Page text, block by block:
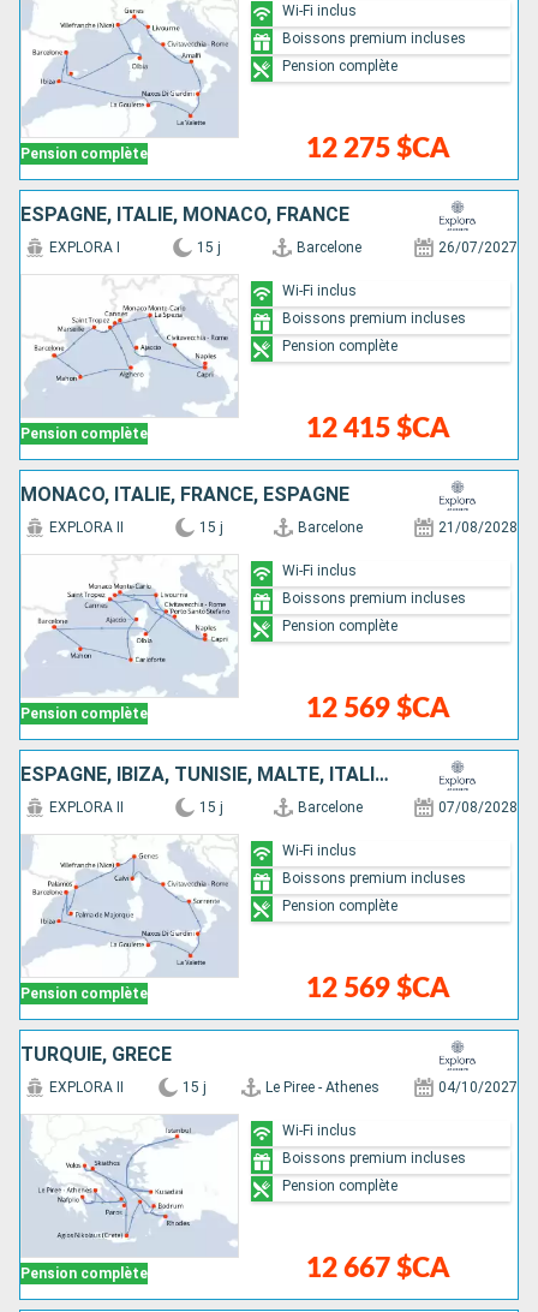
Pension complète 12 275 $CA
Wi-Fi inclus
Boissons premium incluses
Pension complète
ESPAGNE, ITALIE, MONACO, FRANCE
Pension complète
EXPLORA I 15 j Barcelone 26/07/2027
12 415 $CA
Wi-Fi inclus
Boissons premium incluses
Pension complète
MONACO, ITALIE, FRANCE, ESPAGNE
Pension complète
EXPLORA II 15 j Barcelone 21/08/2028
12 569 $CA
Wi-Fi inclus
Boissons premium incluses
Pension complète
ESPAGNE, IBIZA, TUNISIE, MALTE, ITALIE, FRANCE, MAJORQUE
Pension complète
EXPLORA II 15 j Barcelone 07/08/2028
12 569 $CA
Wi-Fi inclus
Boissons premium incluses
Pension complète
TURQUIE, GRÈCE
Pension complète
EXPLORA II 15 j Le Piree - Athenes 04/10/2027
12 667 $CA
Wi-Fi inclus
Boissons premium incluses
Pension complète